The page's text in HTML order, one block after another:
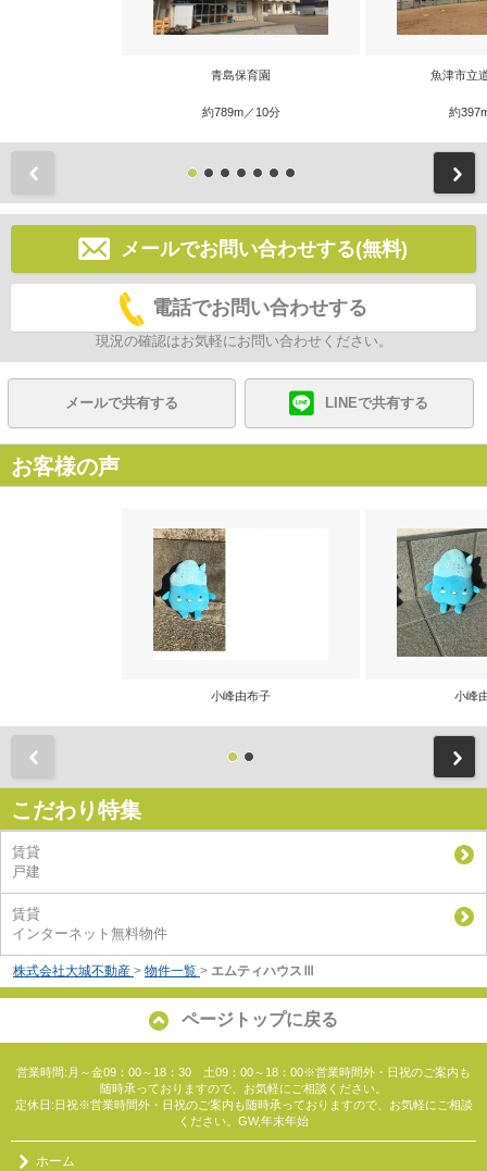
青島保育園
約789m／10分
魚津市立
約
メールでお問い合わせする(無料)
電話でお問い合わせする
現況の確認はお気軽にお問い合わせください。
メールで共有する LINEで共有する
お客様の声
小峰由布子 小峰
こだわり特集
賃貸
戸建
賃貸
インターネット無料物件
株式会社大城不動産 > 物件一覧 > エムティハウスⅢ
ページトップに戻る
営業時間:月～金09：00～18：30 土09：00～18：00※営業時間外・日祝のご案内も
随時承っておりますので、お気軽にご相談ください。
定休日:日祝※営業時間外・日祝のご案内も随時承っておりますので、お気軽にご相談
ください。GW,年末年始
ホーム